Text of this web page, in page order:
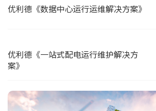
优利德《数据中心运行运维解决方案》
优利德《一站式配电运行维护解决方
案》